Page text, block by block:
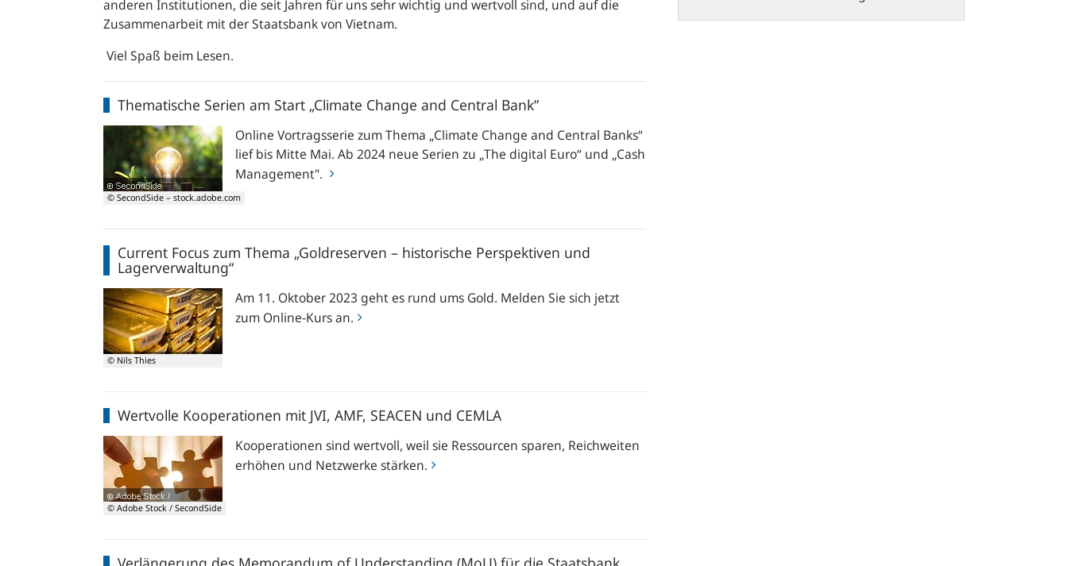
anderen Institutionen, die seit Jahren für uns sehr wichtig und wertvoll sind, und auf die
Zusammenarbeit mit der Staatsbank von Vietnam.
Viel Spaß beim Lesen.
Thematische Serien am Start „Climate Change and Central Bank”
© SecondSide – stock.adobe.com
Online Vortragsserie zum Thema „Climate Change and Central Banks“
lief bis Mitte Mai. Ab 2024 neue Serien zu „The digital Euro“ und „Cash
Management".
Serien
am
Start
„Climate
Change
and
Bank”Current Focus zum Thema „Goldreserven – historische Perspektiven und
Lagerverwaltung“
© Nils Thies
Am 11. Oktober 2023 geht es rund ums Gold. Melden Sie sich jetzt
zum Online-Kurs an.
Focus
zum
Thema
„Goldreserven
–
historische
und
Lagerverwaltung“
Wertvolle Kooperationen mit JVI, AMF, SEACEN und CEMLA
© Adobe Stock / SecondSide
Kooperationen sind wertvoll, weil sie Ressourcen sparen, Reichweiten
erhöhen und Netzwerke stärken.
Kooperationen
mit
JVI,
AMF,
SEACEN
und